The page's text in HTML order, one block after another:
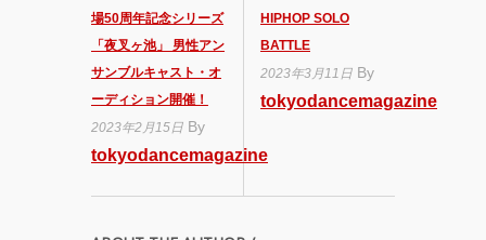
場50周年記念シリーズ
「夜叉ヶ池」 男性アン
サンブルキャスト・オ
ーディション開催！
2023年2月15日 By
tokyodancemagazine
HIPHOP SOLO
BATTLE
2023年3月11日 By
tokyodancemagazine